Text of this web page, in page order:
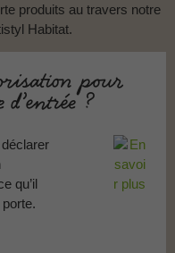
produits au travers notre
Habitat.
pour
?
qu’il